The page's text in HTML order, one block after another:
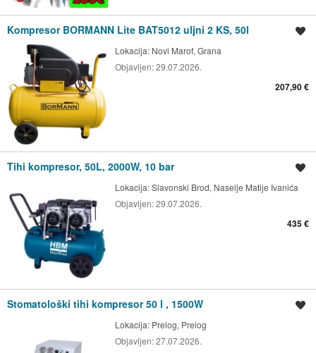
Kompresor BORMANN Lite BAT5012 uljni 2 KS, 50l
Lokacija: Novi Marof, Grana
Objavljen:29.07.2026.
207,90 €
Tihi kompresor, 50L, 2000W, 10 bar
Lokacija:Slavonski Brod, Naselje Matije Ivanića
Objavljen:29.07.2026.
435 €
Stomatološki tihi kompresor 50 l , 1500W
Lokacija: Prelog, Prelog
Objavljen:27.07.2026.